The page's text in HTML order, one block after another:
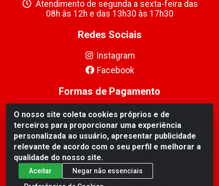
O nosso site coleta cookies próprios e de
terceiros para proporcionar uma experiência
personalizada ao usuário, apresentar publicidade
relevante de acordo com o seu perfil e melhorar a
qualidade do nosso site.
Aceitar
Negar não essenciais
Atendimento de segunda a sexta-feira das
08h às 12h e das 13h30 às 17h30
Redes Sociais
Instagram
Facebook
Formas de Pagamento
Ricopeças Comércio de componentes Eletrônicos Ltda -
Rua Alicio Francisco Mafra, 968 - Jardim Taroba,
Cambé/PR - CEP 86.191-390 - CNPJ 06.241.208/0001-
89